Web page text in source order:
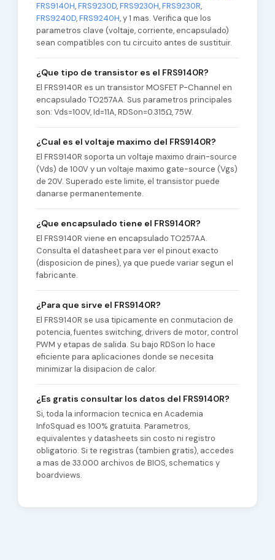
FRS9140H,FRS9230D,FRS9230H,FRS9230R,
FRS9240D,FRS9240H, y 1 mas. Verifica que los
parametros clave (voltaje, corriente, encapsulado)
sean compatibles con tu circuito antes de sustituir.
¿Que tipo de transistor es el FRS9140R?
El FRS9140R es un transistor MOSFET P-Channel en
encapsulado TO257AA. Sus parametros principales
son: Vds=100V, Id=11A, RDSon=0.315Ω, 75W.
¿Cual es el voltaje maximo del FRS9140R?
El FRS9140R soporta un voltaje maximo drain-source
(Vds) de 100V y un voltaje maximo gate-source (Vgs)
de 20V. Superado este limite, el transistor puede
danarse permanentemente.
¿Que encapsulado tiene el FRS9140R?
El FRS9140R viene en encapsulado TO257AA.
Consulta el datasheet para ver el pinout exacto
(disposicion de pines), ya que puede variar segun el
fabricante.
¿Para que sirve el FRS9140R?
El FRS9140R se usa tipicamente en conmutacion de
potencia, fuentes switching, drivers de motor, control
PWM y etapas de salida. Su bajo RDSon lo hace
eficiente para aplicaciones donde se necesita
minimizar la disipacion de calor.
¿Es gratis consultar los datos del FRS9140R?
Si, toda la informacion tecnica en Academia
InfoSquad es 100% gratuita. Parametros,
equivalentes y datasheets sin costo ni registro
obligatorio. Si te registras (tambien gratis), accedes
a mas de 33.000 archivos de BIOS, schematics y
boardviews.